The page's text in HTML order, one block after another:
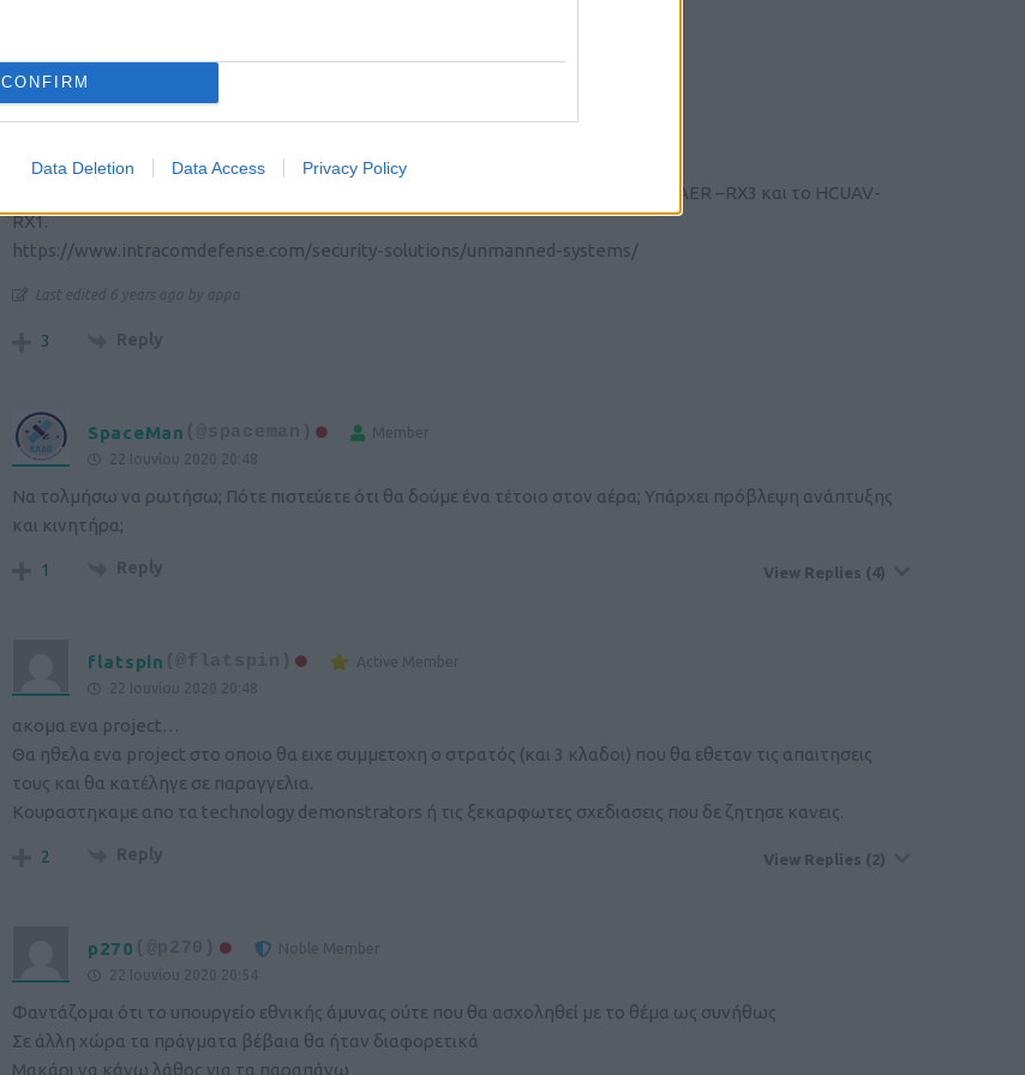
CONFIRM
Data Deletion Data Access Privacy Policy
22 Ιουνίου 2020 20:43
Η IDE έχει συνεργαστεί με το Αριστοτέλειο και σε άλλα δύο προγράμματα, το DELAER –RX3 και το HCUAV-
RX1.
https://www.intracomdefense.com/security-solutions/unmanned-systems/
Last edited 6 years ago by appo
3 Reply
SpaceMan
Member
22 Ιουνίου 2020 20:48
Να τολμήσω να ρωτήσω; Πότε πιστεύετε ότι θα δούμε ένα τέτοιο στον αέρα; Υπάρχει πρόβλεψη ανάπτυξης
και κινητήρα;
1 Reply View Replies (4)
flatspin
Active Member
22 Ιουνίου 2020 20:48
ακομα ενα project…
Θα ηθελα ενα project στο οποιο θα ειχε συμμετοχη ο στρατός (και 3 κλαδοι) που θα εθεταν τις απαιτησεις
τους και θα κατέληγε σε παραγγελια.
Κουραστηκαμε απο τα technology demonstrators ή τις ξεκαρφωτες σχεδιασεις που δε ζητησε κανεις.
2 Reply View Replies (2)
p270
Noble Member
22 Ιουνίου 2020 20:54
Φαντάζομαι ότι το υπουργείο εθνικής άμυνας ούτε που θα ασχοληθεί με το θέμα ως συνήθως
Σε άλλη χώρα τα πράγματα βέβαια θα ήταν διαφορετικά
Μακάρι να κάνω λάθος για τα παραπάνω